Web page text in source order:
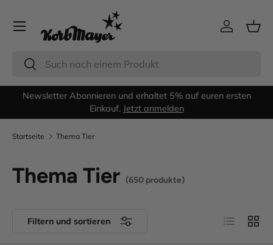
Suchen
Suchen
Einloggen
Menü
Geschenkefinder: Entdeckt die schönsten Geschenkideen für
Kinder ❤︎
Startseite Thema Tier
Thema Tier (650 produkte)
Filtern und sortieren